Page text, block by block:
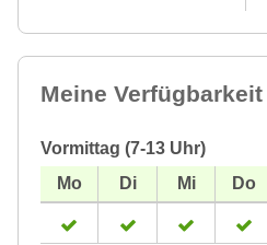
Meine Verfügbarkeit
Vormittag (7-13 Uhr)